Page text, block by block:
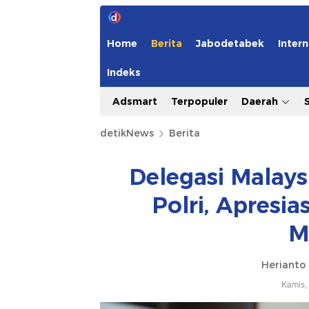
Home Berita Jabodetabek
Indeks
Adsmart Terpopuler Daerah
detikNews Berita
Delegasi
Polri,